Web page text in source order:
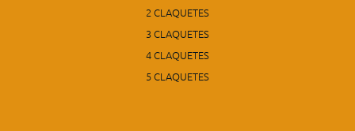
2 CLAQUETES
3 CLAQUETES
4 CLAQUETES
5 CLAQUETES